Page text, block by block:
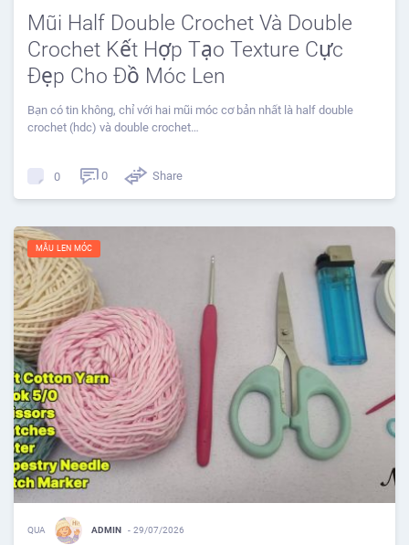
Mũi Half Double Crochet Và Double
Crochet Kết Hợp Tạo Texture Cực
Đẹp Cho Đồ Móc Len
Bạn có tin không, chỉ với hai mũi móc cơ bản nhất là half double
crochet (hdc) và double crochet…
0 0 Share
MẪU LEN MÓC
QUA ADMIN - 29/07/2026